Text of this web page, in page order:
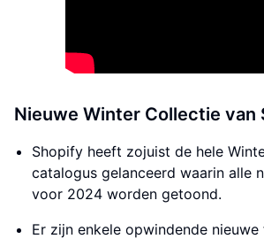
Nieuwe Winter Collectie van
Shopify heeft zojuist de hele
catalogus gelanceerd waarin alle
voor 2024 worden getoond.
Er zijn enkele opwindende